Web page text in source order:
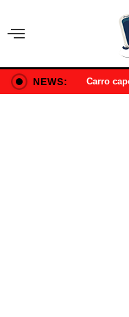
NEWS: Carro